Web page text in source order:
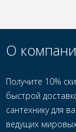
О
Получите 10%
быстрой
сантехнику для
ведущих